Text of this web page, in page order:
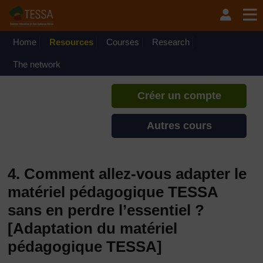
Home Resources Courses Research
The network
Si vous créez un compte, vous
pouvez établir un profil
Créer un compte
Autres cours
4. Comment allez-vous adapter le
matériel pédagogique TESSA
sans en perdre l’essentiel ?
[Adaptation du matériel
pédagogique TESSA]